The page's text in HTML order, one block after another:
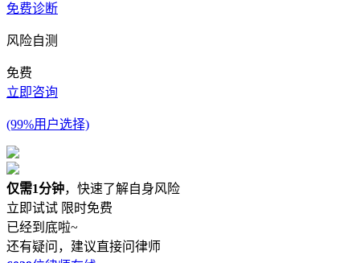
免费诊断
风险自测
免费
立即咨询
(99%用户选择)
仅需1分钟，快速了解自身风险
立即试试 限时免费
已经到底啦~
还有疑问，建议直接问律师